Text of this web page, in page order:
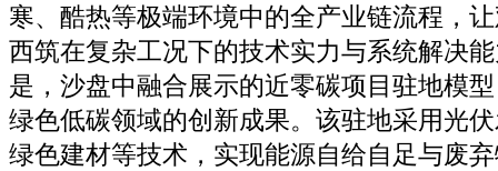
寒、酷热等极端环境中的全产业链流程，
西筑在复杂工况下的技术实力与系统解决
是，沙盘中融合展示的近零碳项目驻地模
绿色低碳领域的创新成果。该驻地采用光
绿色建材等技术，实现能源自给自足与废